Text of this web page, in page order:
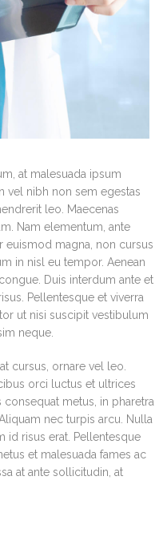
at malesuada ipsum
vel nibh non sem egestas
leo. Maecenas
Nam elementum, ante
magna, non cursus
in nisl eu tempor. Aenean
Duis interdum ante et
Pellentesque et viverra
ut nisi suscipit vestibulum
neque.
cursus, ornare vel leo.
orci luctus et ultrices
metus, in pharetra
nec turpis arcu. Nulla
id risus erat. Pellentesque
et malesuada fames ac
at ante sollicitudin, at